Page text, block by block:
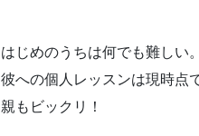
はじめのうちは何でも難しい
彼への個人レッスンは現時点
親もビックリ！